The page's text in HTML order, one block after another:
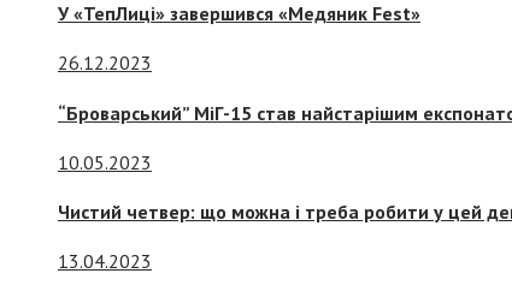
У «ТепЛиці» завершився «Медяник Fest»
26.12.2023
“Броварський” МіГ-15 став найстарішим
10.05.2023
Чистий четвер: що можна і треба робити у цей
13.04.2023